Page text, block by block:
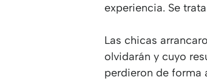
experiencia. Se
Las chicas
olvidarán y cuyo
perdieron de forma